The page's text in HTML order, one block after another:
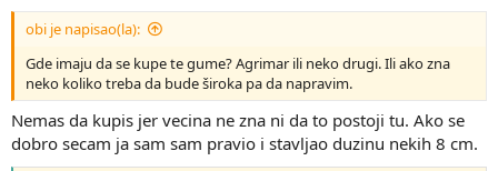
obi je napisao(la):
Gde imaju da se kupe te gume? Agrimar ili neko drugi. Ili ako zna
neko koliko treba da bude široka pa da napravim.
Nemas da kupis jer vecina ne zna ni da to postoji tu. Ako se
dobro secam ja sam sam pravio i stavljao duzinu nekih 8 cm.